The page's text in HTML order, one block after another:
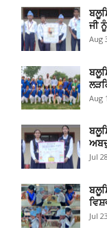
ਜੀ
Aug
Aug
Jul
Jul